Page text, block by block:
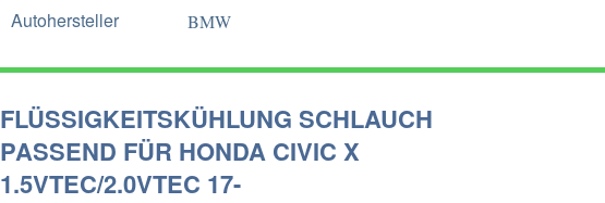
Autohersteller BMW
FLÜSSIGKEITSKÜHLUNG SCHLAUCH
PASSEND FÜR HONDA CIVIC X
1.5VTEC/2.0VTEC 17-